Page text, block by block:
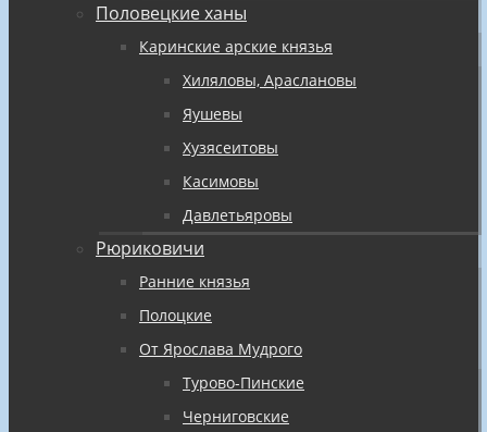
Половецкие ханы
Каринские арские князья
Хиляловы, Араслановы
Яушевы
Хузясеитовы
Касимовы
Давлетьяровы
Рюриковичи
Ранние князья
Полоцкие
От Ярослава Мудрого
Турово-Пинские
Черниговские